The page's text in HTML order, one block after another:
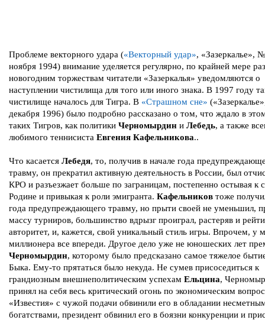
Проблеме векторного удара («Векторный удар», «Зазеркалье»,
ноября 1994) внимание уделяется регулярно, по крайней мере
новогодним торжествам читатели «Зазеркалья» уведомляются о
наступлении чистилища для того или иного знака. В 1997 году
чистилище началось для Тигра. В «Страшном сне»
декабря 1996) было подробно рассказано о том, что ждало в
таких Тигров, как политики Черномырдин и Лебедь, а также
любимого теннисиста Евгения Кафельникова..
Что касается Лебедя, то, получив в начале года
травму, он прекратил активную деятельность в России, был
КРО и разъезжает больше по заграницам, постепенно остывая к
Родине и привыкая к роли эмигранта. Кафельников тоже
года предупреждающего травму, но прыти своей не уменьшил,
массу турниров, большинство вдрызг проиграл, растеряв и
авторитет, и, кажется, свой уникальный стиль игры. Впрочем, у
миллионера все впереди. Другое дело уже не юношеских лет
Черномырдин, которому было предсказано самое тяжелое
Быка. Ему-то прятаться было некуда. Не сумев присоседиться к
грандиозным внешнеполитическим успехам Ельцина,
принял на себя весь критический огонь по экономическим
«Известия» с чужой подачи обвинили его в обладании
богатствами, президент обвинил его в боязни конкуренции и